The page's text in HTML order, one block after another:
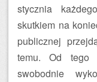
stycznia
skutkiem na
publicznej
temu. Od tego
swobodnie